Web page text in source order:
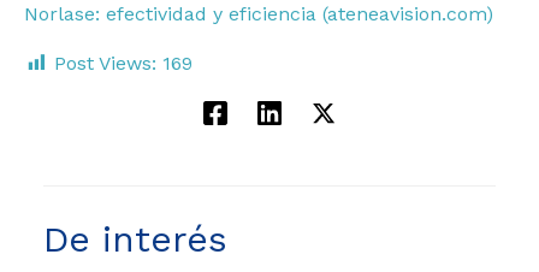
Norlase: efectividad y eficiencia (ateneavision.com)
Post Views: 169
De interés